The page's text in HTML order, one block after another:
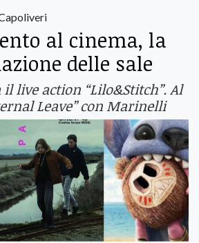
al cinema, la
delle sale
live action “Lilo&Stitch”. Al
Leave” con Marinelli